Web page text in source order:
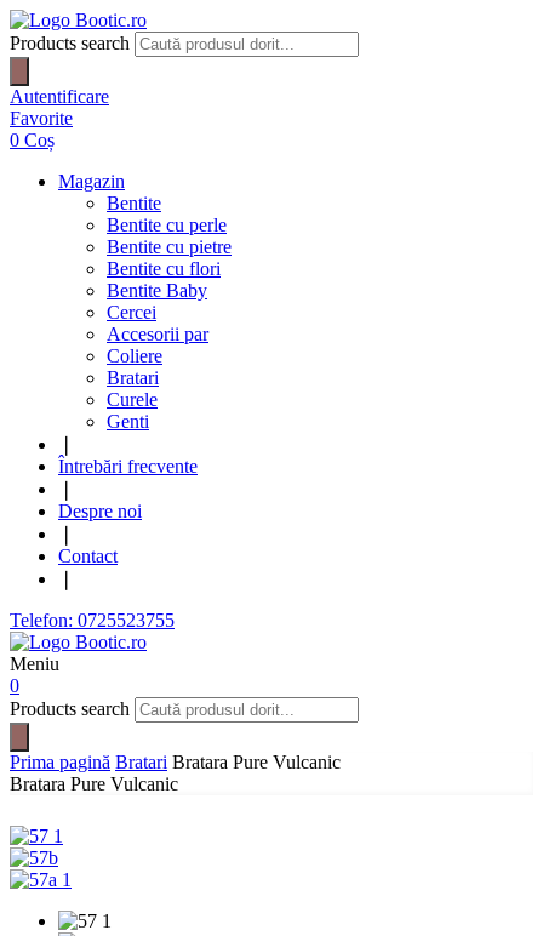
Products search
Autentificare
Favorite
0 Coș
Magazin
Bentite
Bentite cu perle
Bentite cu pietre
Bentite cu flori
Bentite Baby
Cercei
Accesorii par
Coliere
Bratari
Curele
Genti
Întrebări frecvente
Despre noi
Contact
Telefon: 0725523755
Meniu
0
Products search
Prima pagină Bratari Bratara Pure Vulcanic
Bratara Pure Vulcanic